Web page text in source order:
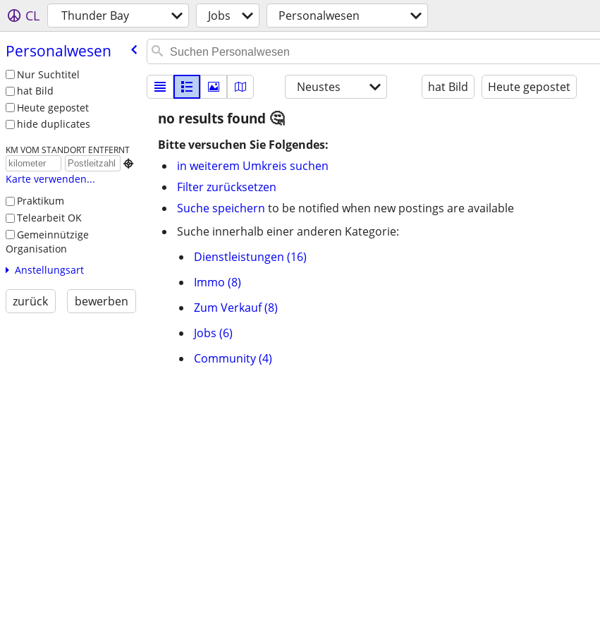
CL Thunder Bay Jobs Personalwesen
Personalwesen
Nur Suchtitel
hat Bild
Heute gepostet
hide duplicates
KM VOM STANDORT ENTFERNT

Karte verwenden...
Praktikum
Telearbeit OK
Gemeinnützige
Organisation
Anstellungsart
zurück bewerben
Neustes hat Bild Heute gepostet
no results found
Bitte versuchen Sie Folgendes:
in weiterem Umkreis suchen
Filter zurücksetzen
Suche speichern to be notified when new postings are available
Suche innerhalb einer anderen Kategorie:
Dienstleistungen (16)
Immo (8)
Zum Verkauf (8)
Jobs (6)
Community (4)